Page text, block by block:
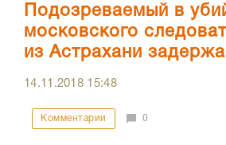
Подозреваемый в
московского
из Астрахани
14.11.2018 15:48
Комментарии 0